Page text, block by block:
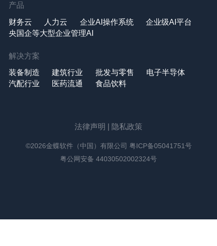
产品
财务云 人力云 企业AI操作系统
企业级AI平台
央国企等大型企业管理AI
解决方案
装备制造 建筑行业 批发与零售
电子半导体
汽配行业
医药流通 食品饮料
法律声明 隐私政策
©2026金蝶软件（中国）有限公司 粤ICP备05041751号
粤公网安备 44030502002324号